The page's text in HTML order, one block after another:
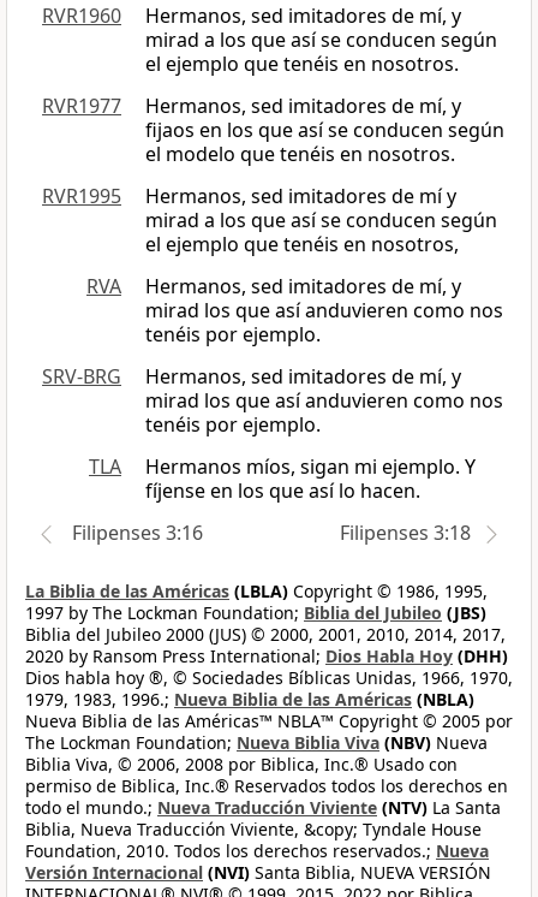
RVR1960
Hermanos, sed imitadores de mí, y
mirad a los que así se conducen según
el ejemplo que tenéis en nosotros.
RVR1977
Hermanos, sed imitadores de mí, y
fijaos en los que así se conducen según
el modelo que tenéis en nosotros.
RVR1995
Hermanos, sed imitadores de mí y
mirad a los que así se conducen según
el ejemplo que tenéis en nosotros,
RVA
Hermanos, sed imitadores de mí, y
mirad los que así anduvieren como nos
tenéis por ejemplo.
SRV-BRG
Hermanos, sed imitadores de mí, y
mirad los que así anduvieren como nos
tenéis por ejemplo.
TLA
Hermanos míos, sigan mi ejemplo. Y
fíjense en los que así lo hacen.
Filipenses 3:16
Filipenses 3:18
La Biblia de las Américas (LBLA) Copyright © 1986, 1995,
1997 by The Lockman Foundation; Biblia del Jubileo (JBS)
Biblia del Jubileo 2000 (JUS) © 2000, 2001, 2010, 2014, 2017,
2020 by Ransom Press International; Dios Habla Hoy (DHH)
Dios habla hoy ®, © Sociedades Bíblicas Unidas, 1966, 1970,
1979, 1983, 1996.; Nueva Biblia de las Américas (NBLA)
Nueva Biblia de las Américas™ NBLA™ Copyright © 2005 por
The Lockman Foundation; Nueva Biblia Viva (NBV) Nueva
Biblia Viva, © 2006, 2008 por Biblica, Inc.® Usado con
permiso de Biblica, Inc.® Reservados todos los derechos en
todo el mundo.; Nueva Traducción Viviente (NTV) La Santa
Biblia, Nueva Traducción Viviente, &copy; Tyndale House
Foundation, 2010. Todos los derechos reservados.; Nueva
Versión Internacional (NVI) Santa Biblia, NUEVA VERSIÓN